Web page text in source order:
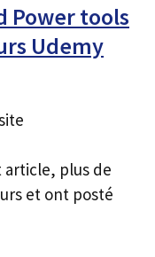
Power tools
Udemy
article, plus de
et ont posté